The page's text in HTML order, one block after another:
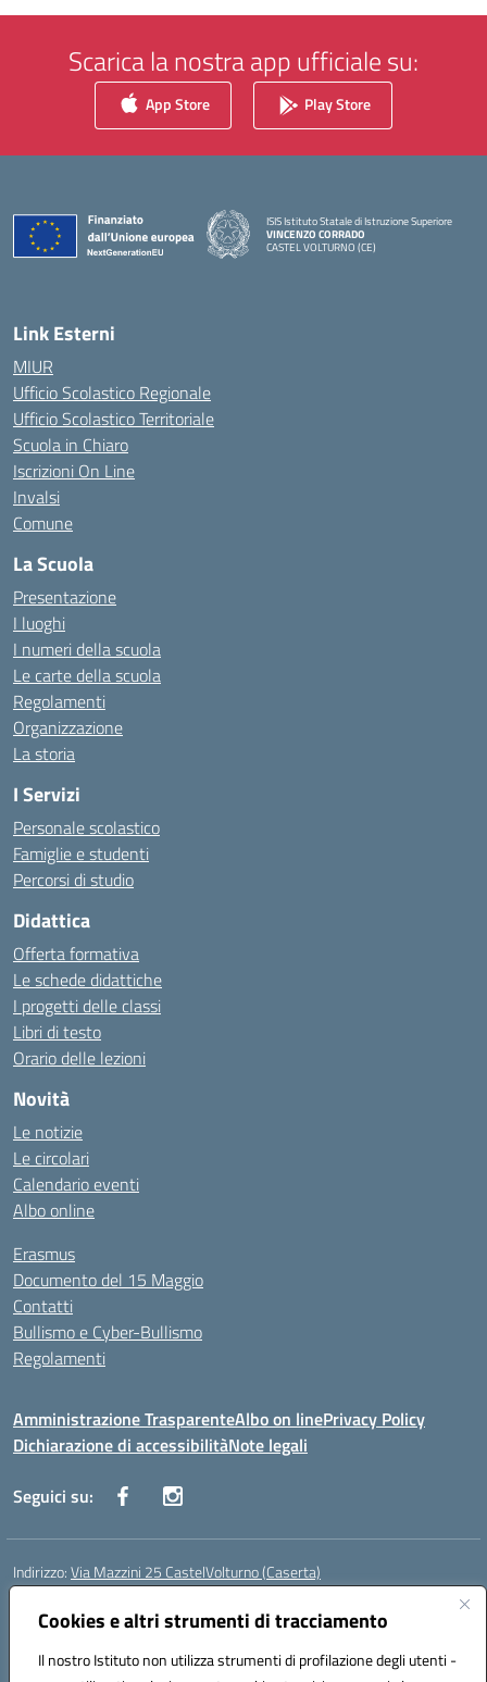
Cookies e altri strumenti di tracciamento
Il nostro Istituto non utilizza strumenti di profilazione degli utenti -
Scarica la nostra app ufficiale su:
App Store Play Store
ISIS Istituto Statale di Istruzione Superiore
VINCENZO CORRADO
CASTEL VOLTURNO (CE)
Link Esterni
MIUR
Ufficio Scolastico Regionale
Ufficio Scolastico Territoriale
Scuola in Chiaro
Iscrizioni On Line
Invalsi
Comune
La Scuola
Presentazione
I luoghi
I numeri della scuola
Le carte della scuola
Regolamenti
Organizzazione
La storia
I Servizi
Personale scolastico
Famiglie e studenti
Percorsi di studio
Didattica
Offerta formativa
Le schede didattiche
I progetti delle classi
Libri di testo
Orario delle lezioni
Novità
Le notizie
Le circolari
Calendario eventi
Albo online
Erasmus
Documento del 15 Maggio
Contatti
Bullismo e Cyber-Bullismo
Regolamenti
Amministrazione TrasparenteAlbo on linePrivacy Policy
Dichiarazione di accessibilitàNote legali
Seguici su:
Indirizzo:Via Mazzini 25 CastelVolturno (Caserta)
Centralino:
Posta elettronica certificata (PEC):ceis014005@pec.istruzione.it
Codice fiscale: 93063510619